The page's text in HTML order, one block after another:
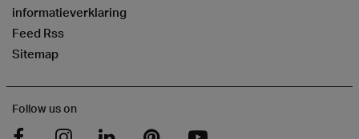
informatieverklaring
Feed Rss
Sitemap
Follow us on